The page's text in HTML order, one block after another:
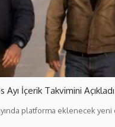
İçerik Takvimini Açıkladı
platforma eklenecek yeni